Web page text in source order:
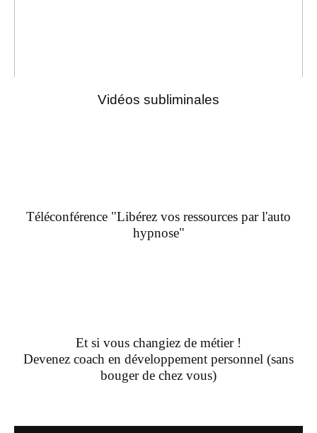
Vidéos subliminales
Téléconférence "Libérez vos ressources par l'auto
hypnose"
Et si vous changiez de métier !
Devenez coach en développement personnel (sans
bouger de chez vous)